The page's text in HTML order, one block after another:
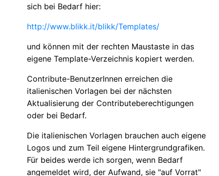
sich bei Bedarf hier:
http://www.blikk.it/blikk/Templates/
und können mit der rechten Maustaste in das
eigene Template-Verzeichnis kopiert werden.
Contribute-BenutzerInnen erreichen die
italienischen Vorlagen bei der nächsten
Aktualisierung der Contributeberechtigungen
oder bei Bedarf.
Die italienischen Vorlagen brauchen auch eigene
Logos und zum Teil eigene Hintergrundgrafiken.
Für beides werde ich sorgen, wenn Bedarf
angemeldet wird, der Aufwand, sie "auf Vorrat"